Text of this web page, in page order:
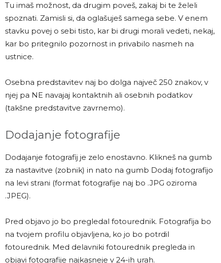
Tu imaš možnost, da drugim poveš, zakaj bi te želeli
spoznati. Zamisli si, da oglašuješ samega sebe. V enem
stavku povej o sebi tisto, kar bi drugi morali vedeti, nekaj,
kar bo pritegnilo pozornost in privabilo nasmeh na
ustnice.
Osebna predstavitev naj bo dolga največ 250 znakov, v
njej pa NE navajaj kontaktnih ali osebnih podatkov
(takšne predstavitve zavrnemo).
Dodajanje fotografije
Dodajanje fotografij je zelo enostavno. Klikneš na gumb
za nastavitve (zobnik) in nato na gumb Dodaj fotografijo
na levi strani (format fotografije naj bo .JPG oziroma
.JPEG).
Pred objavo jo bo pregledal fotourednik. Fotografija bo
na tvojem profilu objavljena, ko jo bo potrdil
fotourednik. Med delavniki fotourednik pregleda in
objavi fotografije najkasneje v 24-ih urah.